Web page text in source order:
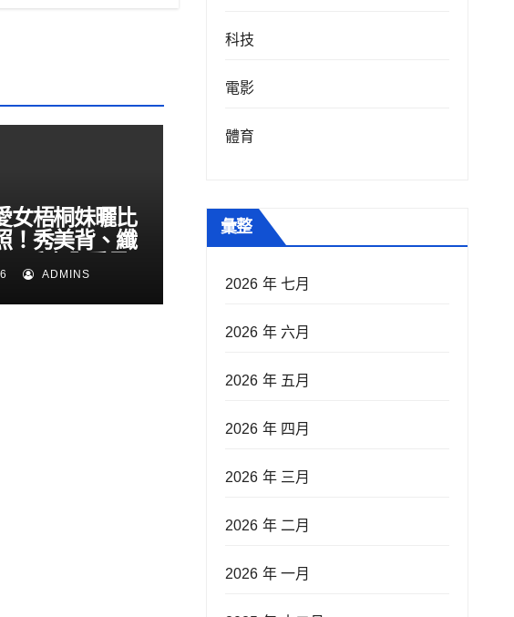
女梧桐妹曬比
！秀美背、纖
千人全看呆
ADMINS
科技
電影
體育
彙整
2026 年 七月
2026 年 六月
2026 年 五月
2026 年 四月
2026 年 三月
2026 年 二月
2026 年 一月